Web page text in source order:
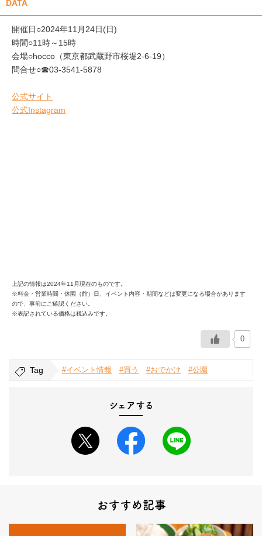
DATA
開催日○2024年11月24日(日)
時間○11時～15時
会場○hocco（東京都武蔵野市桜堤2-6-19）
問合せ○☎03-3541-5878
公式サイト
公式Instagram
上記の情報は2024年11月現在のものです。
※料金・営業時間・休園（館）日、イベント内容・期間などは変更になる場合があります
ので、事前にご確認ください。
※表記されている価格は税込みです。
0
Tag #イベント情報 #買う #おでかけ #公園
シェアする
おすすめ記事